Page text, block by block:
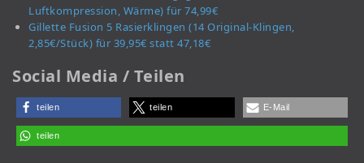
Luftkompression, Wärme) für 74,99€
Gillette Fusion 5 Rasierklingen (14 Original-Klingen,
2,85€/Stück) für 39,95€ statt 47,18€
Social Media / Teilen
teilen teilen E-Mail
teilen